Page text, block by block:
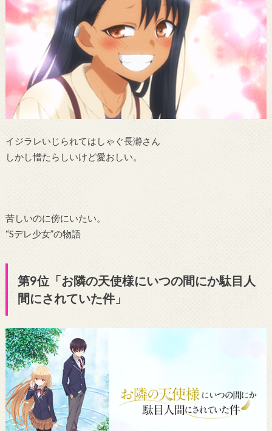
イジラレいじられてはしゃぐ長瀞さん
しかし憎たらしいけど愛おしい。
苦しいのに傍にいたい。
“Sデレ少女”の物語
第9位「お隣の天使様にいつの間にか駄目人
間にされていた件」